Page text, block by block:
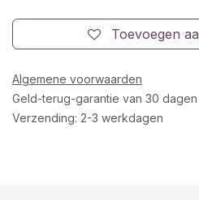
Toevoegen
Algemene voorwaarden
Geld-terug-garantie van 30 dagen
Verzending: 2-3 werkdagen